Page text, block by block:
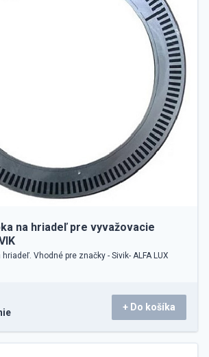
na hriadeľ pre vyvažovacie
Vhodné pre značky - Sivik- ALFA LUX
+ Do košíka